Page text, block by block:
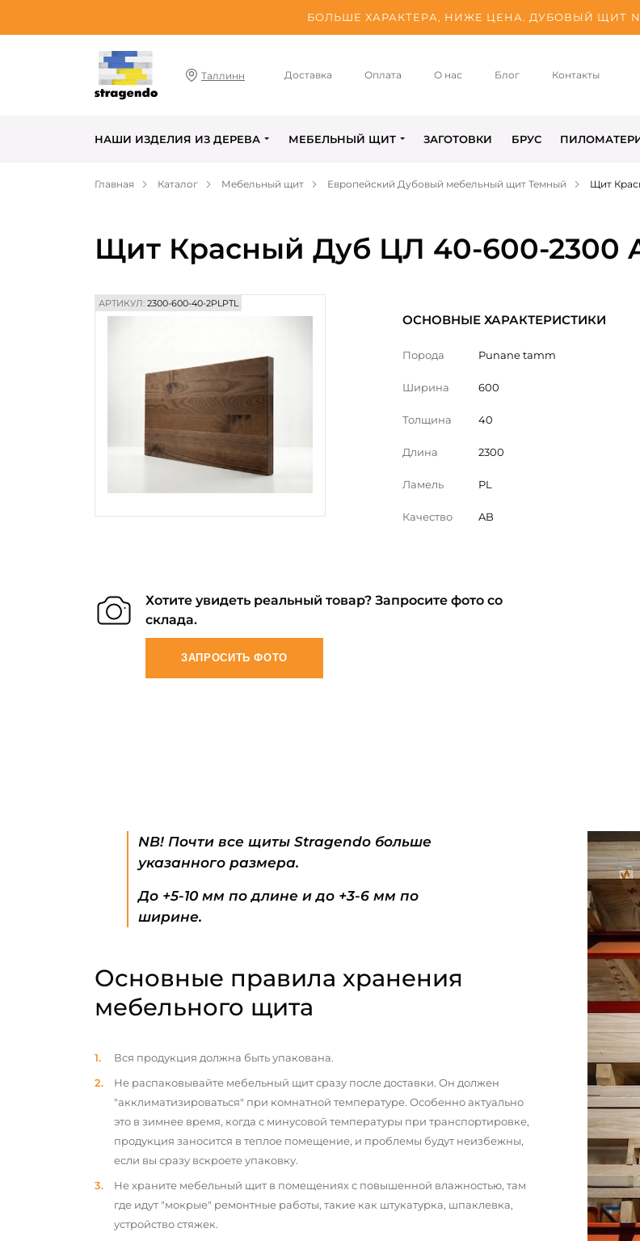
БОЛЬШЕ ХАРАКТЕРА, НИЖЕ ЦЕНА. ДУБОВЫЙ ЩИТ
Таллинн Доставка Оплата О нас Блог Контакты
НАШИ ИЗДЕЛИЯ ИЗ ДЕРЕВА МЕБЕЛЬНЫЙ ЩИТ ЗАГОТОВКИ БРУС
Главная Каталог Мебельный щит Европейский Дубовый мебельный щит Темный Щит
Щит Красный Дуб ЦЛ 40-600-2300
АРТИКУЛ: 2300-600-40-2PLPTL
ОСНОВНЫЕ ХАРАКТЕРИСТИКИ
Порода Punane tamm
Ширина 600
Толщина 40
Длина 2300
Ламель PL
Качество AB
Хотите увидеть реальный товар? Запросите фото со
склада.
ЗАПРОСИТЬ ФОТО
NB! Почти все щиты Stragendo больше
указанного размера.
До +5-10 мм по длине и до +3-6 мм по
ширине.
Основные правила хранения
мебельного щита
Вся продукция должна быть упакована.
Не распаковывайте мебельный щит сразу после доставки. Он должен
"акклиматизироваться" при комнатной температуре. Особенно актуально
это в зимнее время, когда с минусовой температуры при транспортировке,
продукция заносится в теплое помещение, и проблемы будут неизбежны,
если вы сразу вскроете упаковку.
Не храните мебельный щит в помещениях с повышенной влажностью, там
где идут "мокрые" ремонтные работы, такие как штукатурка, шпаклевка,
устройство стяжек.